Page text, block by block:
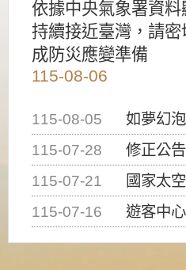
依據中央氣象署資
持續接近臺灣，請
成防災應變準備
115-08-06
115-08-05
如夢幻
115-07-28
修正公告「墾丁國家公園限
115-07-21
國家太空中心為辦理2026台灣
115-07-16
遊客中